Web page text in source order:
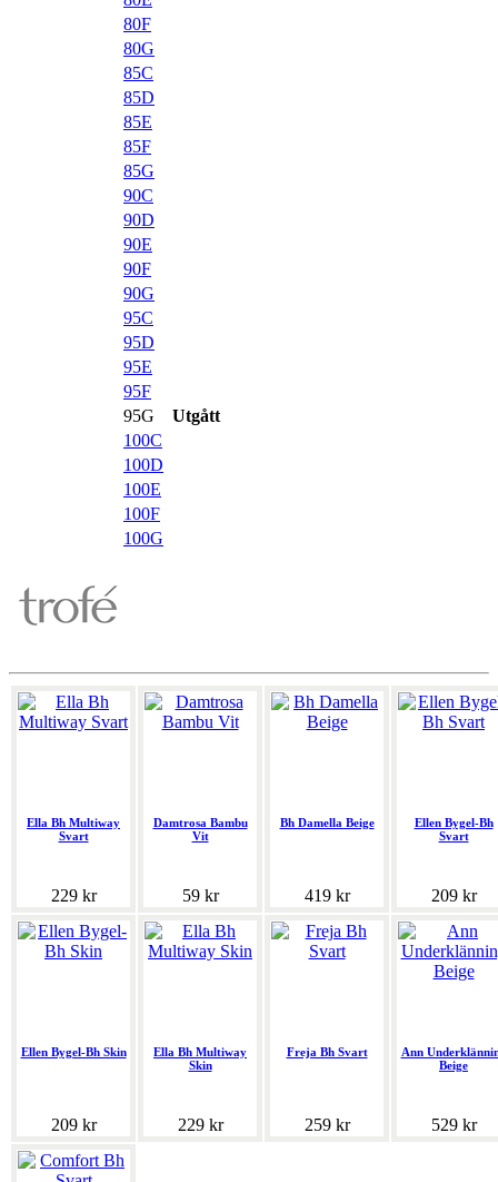
80F
80G
85C
85D
85E
85F
85G
90C
90D
90E
90F
90G
95C
95D
95E
95F
95G
Utgått
100C
100D
100E
100F
100G
Ella Bh Multiway
Svart
229 kr
Damtrosa Bambu
Vit
59 kr
Bh Damella Beige
419 kr
Ellen Bygel-Bh
Svart
209 kr
Ellen Bygel-Bh Skin
209 kr
Ella Bh Multiway
Skin
229 kr
Freja Bh Svart
259 kr
Ann
Beige
529 kr